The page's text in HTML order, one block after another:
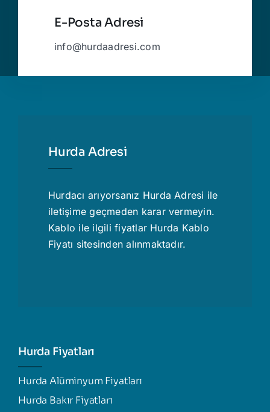
E-Posta Adresi
info@hurdaadresi.com
Hurda Adresi
Hurdacı arıyorsanız Hurda Adresi ile
iletişime geçmeden karar vermeyin.
Kablo ile ilgili fiyatlar Hurda Kablo
Fiyatı sitesinden alınmaktadır.
Hurda Fiyatları
Hurda Alüminyum Fiyatları
Hurda Bakır Fiyatları